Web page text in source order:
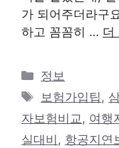
가 되어주더라구
하고 꼼꼼히 … 더
카
테
리
정보
태
그
보험가입팁,
자보험비교, 여행
실대비 , 항공지연